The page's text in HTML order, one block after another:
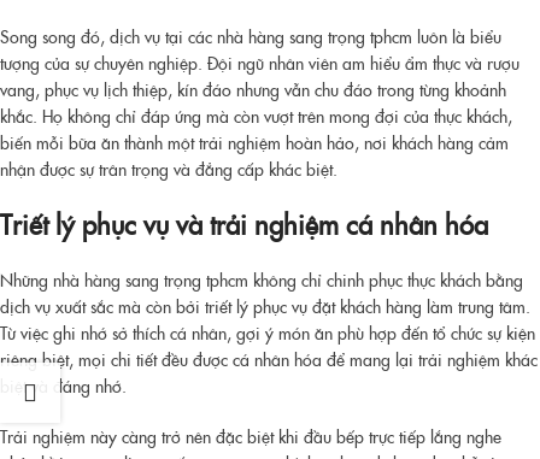
Song song đó, dịch vụ tại các nhà hàng sang trọng tphcm luôn là biểu
tượng của sự chuyên nghiệp. Đội ngũ nhân viên am hiểu ẩm thực và rượu
vang, phục vụ lịch thiệp, kín đáo nhưng vẫn chu đáo trong từng khoảnh
khắc. Họ không chỉ đáp ứng mà còn vượt trên mong đợi của thực khách,
biến mỗi bữa ăn thành một trải nghiệm hoàn hảo, nơi khách hàng cảm
nhận được sự trân trọng và đẳng cấp khác biệt.
Triết lý phục vụ và trải nghiệm cá nhân hóa
Những nhà hàng sang trọng tphcm không chỉ chinh phục thực khách bằng
dịch vụ xuất sắc mà còn bởi triết lý phục vụ đặt khách hàng làm trung tâm.
Từ việc ghi nhớ sở thích cá nhân, gợi ý món ăn phù hợp đến tổ chức sự kiện
riêng biệt, mọi chi tiết đều được cá nhân hóa để mang lại trải nghiệm khác
biệt và đáng nhớ.
Trải nghiệm này càng trở nên đặc biệt khi đầu bếp trực tiếp lắng nghe